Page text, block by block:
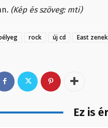
(Kép és szöveg: mti)
rock új cd East
Ez is